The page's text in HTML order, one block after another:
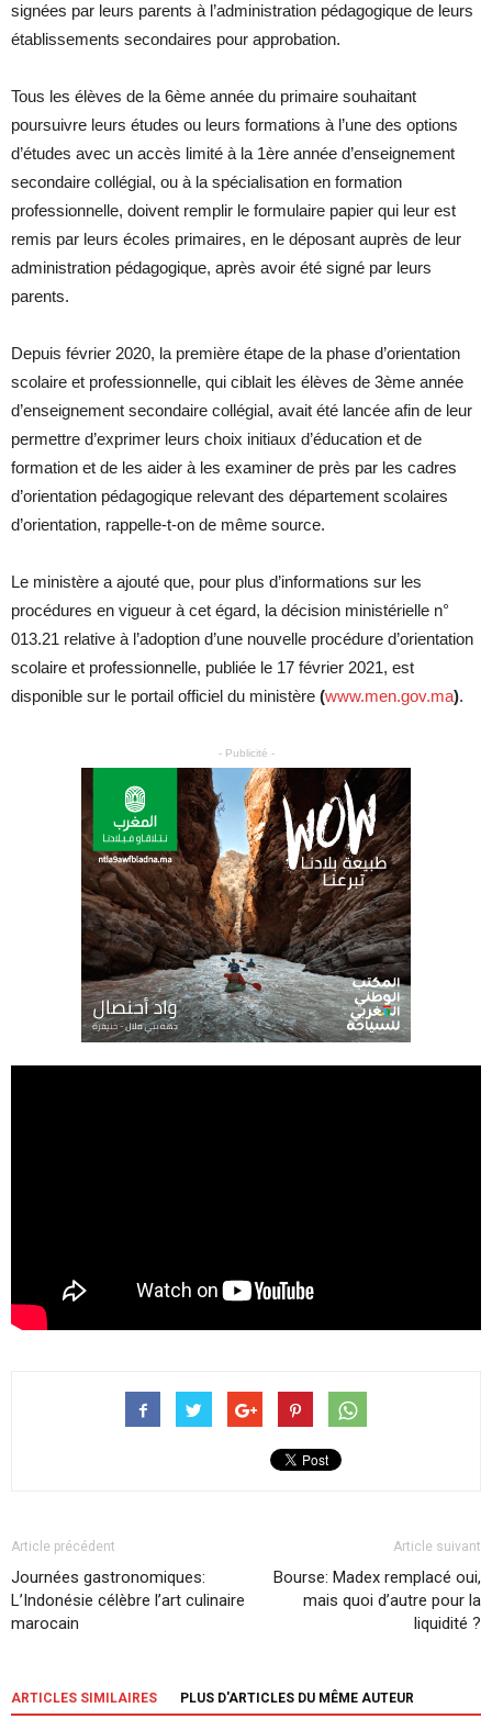
signées par leurs parents à l’administration pédagogique de leurs
établissements secondaires pour approbation.
Tous les élèves de la 6ème année du primaire souhaitant
poursuivre leurs études ou leurs formations à l’une des options
d’études avec un accès limité à la 1ère année d’enseignement
secondaire collégial, ou à la spécialisation en formation
professionnelle, doivent remplir le formulaire papier qui leur est
remis par leurs écoles primaires, en le déposant auprès de leur
administration pédagogique, après avoir été signé par leurs
parents.
Depuis février 2020, la première étape de la phase d’orientation
scolaire et professionnelle, qui ciblait les élèves de 3ème année
d’enseignement secondaire collégial, avait été lancée afin de leur
permettre d’exprimer leurs choix initiaux d’éducation et de
formation et de les aider à les examiner de près par les cadres
d’orientation pédagogique relevant des département scolaires
d’orientation, rappelle-t-on de même source.
Le ministère a ajouté que, pour plus d’informations sur les
procédures en vigueur à cet égard, la décision ministérielle n°
013.21 relative à l’adoption d’une nouvelle procédure d’orientation
scolaire et professionnelle, publiée le 17 février 2021, est
disponible sur le portail officiel du ministère (www.men.gov.ma).
- Publicité -
Article précédent
Journées gastronomiques:
L’Indonésie célèbre l’art culinaire
marocain
Article suivant
Bourse: Madex remplacé oui,
mais quoi d’autre pour la
liquidité ?
ARTICLES SIMILAIRES PLUS D'ARTICLES DU MÊME AUTEUR